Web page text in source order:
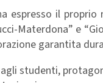
espresso il
Materdona” e
garantita
studenti,